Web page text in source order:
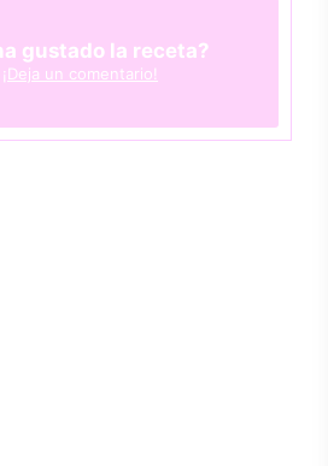
gustado la receta?
¡Deja un comentario!